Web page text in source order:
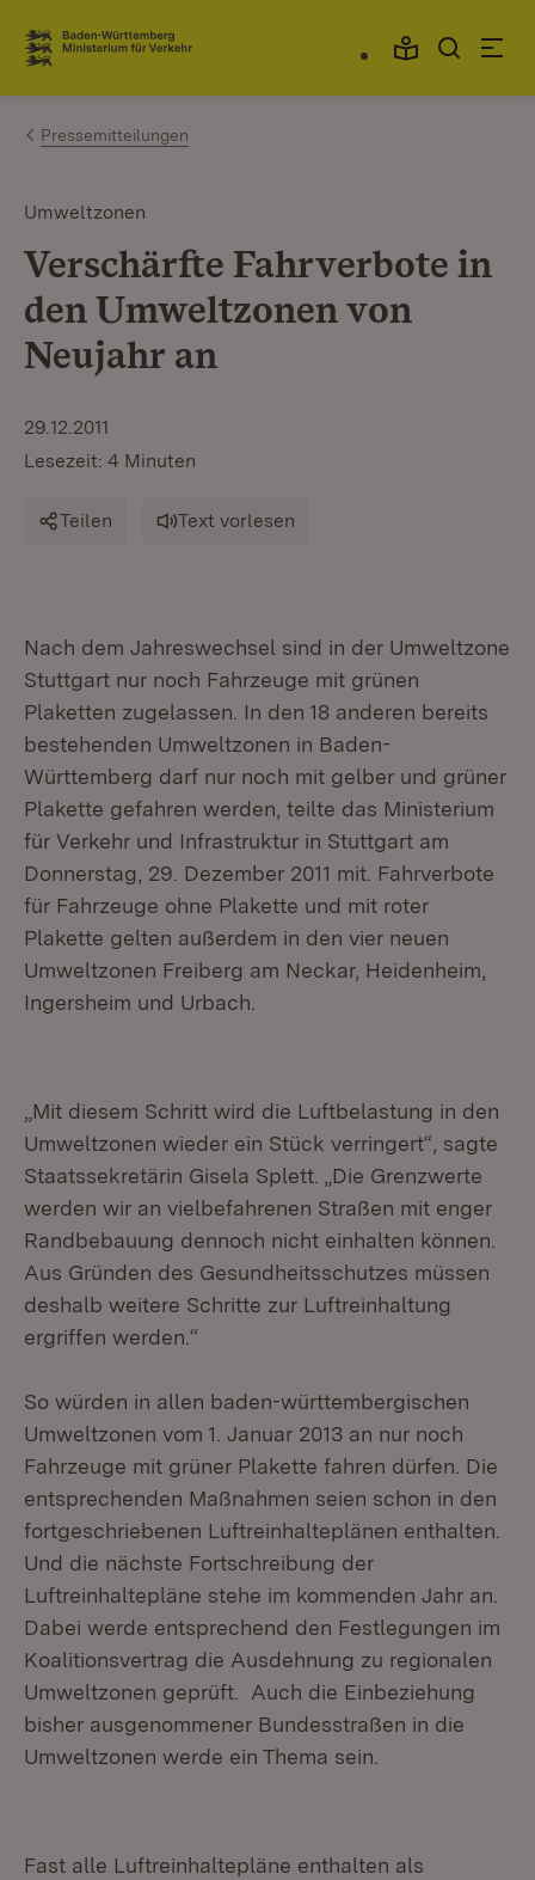
Zum Inhalt springen
Link zur Startseite
Pressemitteilungen
Umweltzonen
Verschärfte Fahrverbote in
den Umweltzonen von
Neujahr an
29.12.2011
Lesezeit: 4 Minuten
Teilen Text vorlesen
Nach dem Jahreswechsel sind in der Umweltzone
Stuttgart nur noch Fahrzeuge mit grünen
Plaketten zugelassen. In den 18 anderen bereits
bestehenden Umweltzonen in Baden-
Württemberg darf nur noch mit gelber und grüner
Plakette gefahren werden, teilte das Ministerium
für Verkehr und Infrastruktur in Stuttgart am
Donnerstag, 29. Dezember 2011 mit. Fahrverbote
für Fahrzeuge ohne Plakette und mit roter
Plakette gelten außerdem in den vier neuen
Umweltzonen Freiberg am Neckar, Heidenheim,
Ingersheim und Urbach.
„Mit diesem Schritt wird die Luftbelastung in den
Umweltzonen wieder ein Stück verringert“, sagte
Staatssekretärin Gisela Splett. „Die Grenzwerte
werden wir an vielbefahrenen Straßen mit enger
Randbebauung dennoch nicht einhalten können.
Aus Gründen des Gesundheitsschutzes müssen
deshalb weitere Schritte zur Luftreinhaltung
ergriffen werden.“
So würden in allen baden-württembergischen
Umweltzonen vom 1. Januar 2013 an nur noch
Fahrzeuge mit grüner Plakette fahren dürfen. Die
entsprechenden Maßnahmen seien schon in den
fortgeschriebenen Luftreinhalteplänen enthalten.
Und die nächste Fortschreibung der
Luftreinhaltepläne stehe im kommenden Jahr an.
Dabei werde entsprechend den Festlegungen im
Koalitionsvertrag die Ausdehnung zu regionalen
Umweltzonen geprüft. Auch die Einbeziehung
bisher ausgenommener Bundesstraßen in die
Umweltzonen werde ein Thema sein.
Fast alle Luftreinhaltepläne enthalten als